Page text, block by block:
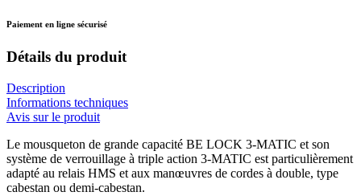
Paiement en ligne sécurisé
Détails du produit
Description
Informations techniques
Avis sur le produit
Le mousqueton de grande capacité BE LOCK 3-MATIC et son
système de verrouillage à triple action 3-MATIC est particulièrement
adapté au relais HMS et aux manœuvres de cordes à double, type
cabestan ou demi-cabestan.